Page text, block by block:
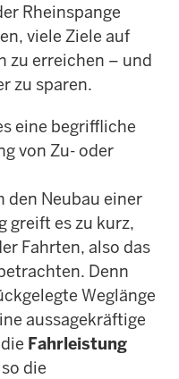
Rheinspange
viele Ziele auf
zu erreichen – und
zu sparen.
eine begriffliche
von Zu- oder
den Neubau einer
greift es zu kurz,
Fahrten, also das
Denn
Weglänge
aussagekräftige
Fahrleistung
die